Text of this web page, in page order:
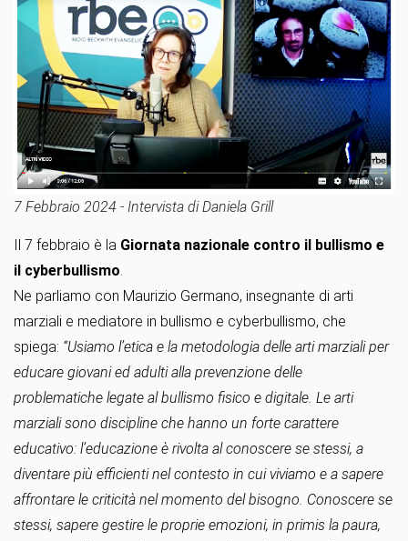
7 Febbraio 2024 - Intervista di Daniela Grill
Il 7 febbraio è la Giornata nazionale contro il bullismo e
il cyberbullismo.
Ne parliamo con Maurizio Germano, insegnante di arti
marziali e mediatore in bullismo e cyberbullismo, che
spiega: “Usiamo l’etica e la metodologia delle arti marziali per
educare giovani ed adulti alla prevenzione delle
problematiche legate al bullismo fisico e digitale. Le arti
marziali sono discipline che hanno un forte carattere
educativo: l’educazione è rivolta al conoscere se stessi, a
diventare più efficienti nel contesto in cui viviamo e a sapere
affrontare le criticità nel momento del bisogno. Conoscere se
stessi, sapere gestire le proprie emozioni, in primis la paura,